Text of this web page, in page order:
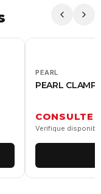
PEARL
PEARL CLAMP
CONSULTE
Verifique